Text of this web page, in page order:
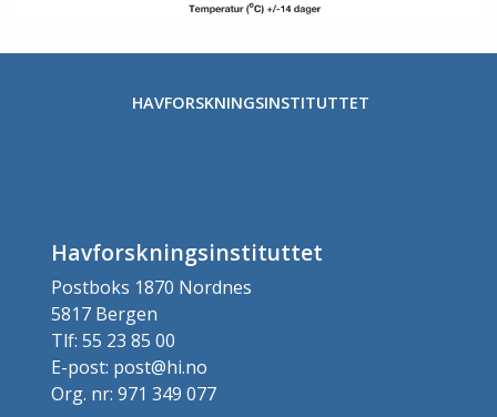
HAVFORSKNINGSINSTITUTTET
Havforskningsinstituttet
Postboks 1870 Nordnes
5817 Bergen
Tlf: 55 23 85 00
E-post: post@hi.no
Org. nr: 971 349 077